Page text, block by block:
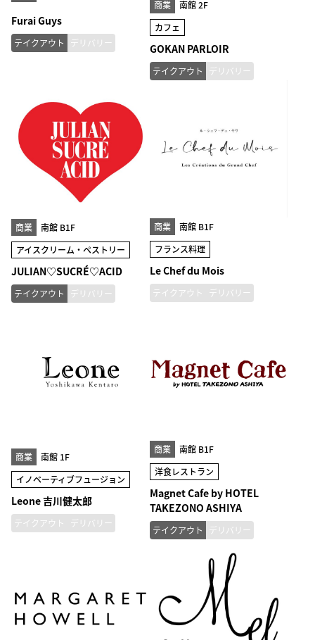
Furai Guys
テイクアウト デリバリー
商業
南館 2F
カフェ
GOKAN PARLOIR
テイクアウト デリバリー
商業
南館 B1F
アイスクリーム・ペストリー
JULIAN♡SUCRÉ♡ACID
テイクアウト デリバリー
商業
南館 B1F
フランス料理
Le Chef du Mois
テイクアウト デリバリー
商業
南館 1F
イノベーティブフュージョン
Leone 吉川健太郎
テイクアウト デリバリー
商業
南館 B1F
洋食レストラン
Magnet Cafe by HOTEL
TAKEZONO ASHIYA
テイクアウト デリバリー